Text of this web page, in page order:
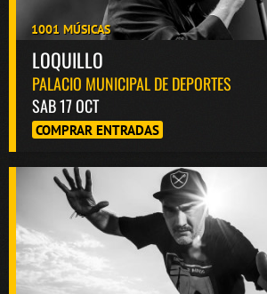
1001 MÚSICAS
LOQUILLO
PALACIO MUNICIPAL DE DEPORTES
SAB 17 OCT
COMPRAR ENTRADAS